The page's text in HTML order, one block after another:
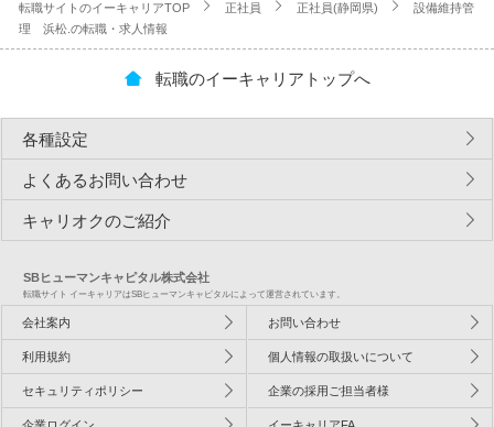
転職サイトのイーキャリアTOP 正社員 正社員(静岡県)
設備維持管
理 浜松.の転職・求人情報
転職のイーキャリアトップへ
各種設定
よくあるお問い合わせ
キャリオクのご紹介
SBヒューマンキャピタル株式会社
転職サイト イーキャリアはSBヒューマンキャピタルによって運営されています。
会社案内 お問い合わせ
利用規約 個人情報の取扱いについて
セキュリティポリシー 企業の採用ご担当者様